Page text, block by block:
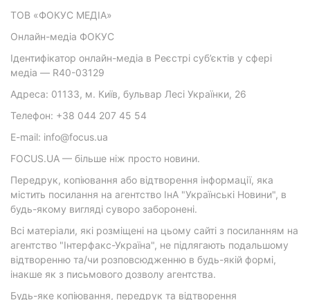
ТОВ «ФОКУС МЕДІА»
Онлайн-медіа ФОКУС
Ідентифікатор онлайн-медіа в Реєстрі суб’єктів у сфері
медіа — R40-03129
Адреса: 01133, м. Київ, бульвар Лесі Українки, 26
Телефон: +38 044 207 45 54
E-mail: info@focus.ua
FOCUS.UA — більше ніж просто новини.
Передрук, копіювання або відтворення інформації, яка
містить посилання на агентство ІнА "Українські Новини", в
будь-якому вигляді суворо заборонені.
Всі матеріали, які розміщені на цьому сайті з посиланням на
агентство "Інтерфакс-Україна", не підлягають подальшому
відтворенню та/чи розповсюдженню в будь-якій формі,
інакше як з письмового дозволу агентства.
Будь-яке копіювання, передрук та відтворення